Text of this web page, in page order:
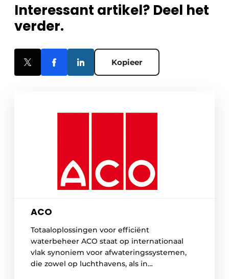
Interessant artikel? Deel het
verder.
Kopieer
ACO
Totaaloplossingen voor efficiënt
waterbeheer ACO staat op internationaal
vlak synoniem voor afwateringssystemen,
die zowel op luchthavens, als in